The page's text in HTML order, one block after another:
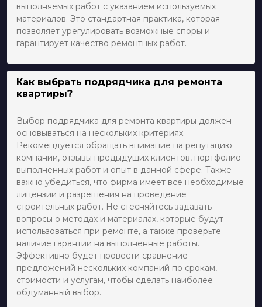
выполняемых работ с указанием используемых
материалов. Это стандартная практика, которая
позволяет урегулировать возможные споры и
гарантирует качество ремонтных работ.
Как выбрать подрядчика для ремонта
квартиры?
Выбор подрядчика для ремонта квартиры должен
основываться на нескольких критериях.
Рекомендуется обращать внимание на репутацию
компании, отзывы предыдущих клиентов, портфолио
выполненных работ и опыт в данной сфере. Также
важно убедиться, что фирма имеет все необходимые
лицензии и разрешения на проведение
строительных работ. Не стесняйтесь задавать
вопросы о методах и материалах, которые будут
использоваться при ремонте, а также проверьте
наличие гарантии на выполненные работы.
Эффективно будет провести сравнение
предложений нескольких компаний по срокам,
стоимости и услугам, чтобы сделать наиболее
обдуманный выбор.